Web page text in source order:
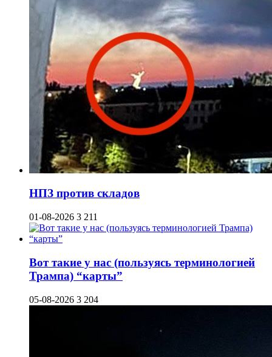
НПЗ против складов
01-08-2026 3 211
Вот такие у нас (пользуясь терминологией
Трампа) “карты”
05-08-2026 3 204